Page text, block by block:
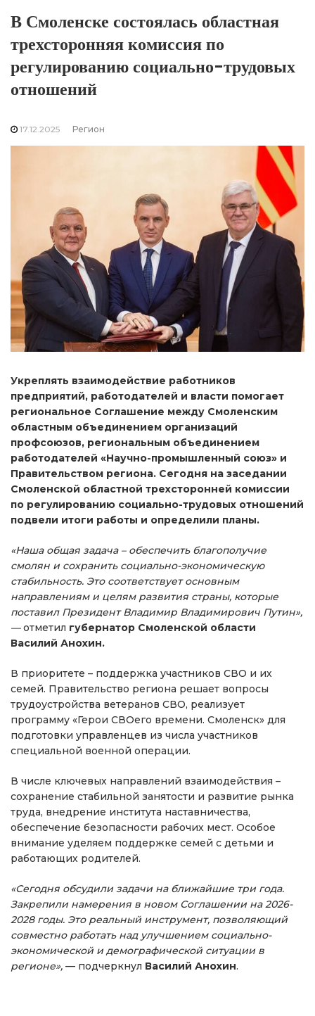
В Смоленске состоялась областная
трехсторонняя комиссия по
регулированию социально-трудовых
отношений
17.12.2025 Регион
Укреплять взаимодействие работников
предприятий, работодателей и власти помогает
региональное Соглашение между Смоленским
областным объединением организаций
профсоюзов, региональным объединением
работодателей «Научно-промышленный союз» и
Правительством региона. Сегодня на заседании
Смоленской областной трехсторонней комиссии
по регулированию социально-трудовых отношений
подвели итоги работы и определили планы.
«Наша общая задача – обеспечить благополучие
смолян и сохранить социально-экономическую
стабильность. Это соответствует основным
направлениям и целям развития страны, которые
поставил Президент Владимир Владимирович Путин»,
—отметил губернатор Смоленской области
Василий Анохин.
В приоритете – поддержка участников СВО и их
семей. Правительство региона решает вопросы
трудоустройства ветеранов СВО, реализует
программу «Герои СВОего времени. Смоленск» для
подготовки управленцев из числа участников
специальной военной операции.
В числе ключевых направлений взаимодействия –
сохранение стабильной занятости и развитие рынка
труда, внедрение института наставничества,
обеспечение безопасности рабочих мест. Особое
внимание уделяем поддержке семей с детьми и
работающих родителей.
«Сегодня обсудили задачи на ближайшие три года.
Закрепили намерения в новом Соглашении на 2026-
2028 годы. Это реальный инструмент, позволяющий
совместно работать над улучшением социально-
экономической и демографической ситуации в
регионе», — подчеркнул Василий Анохин.